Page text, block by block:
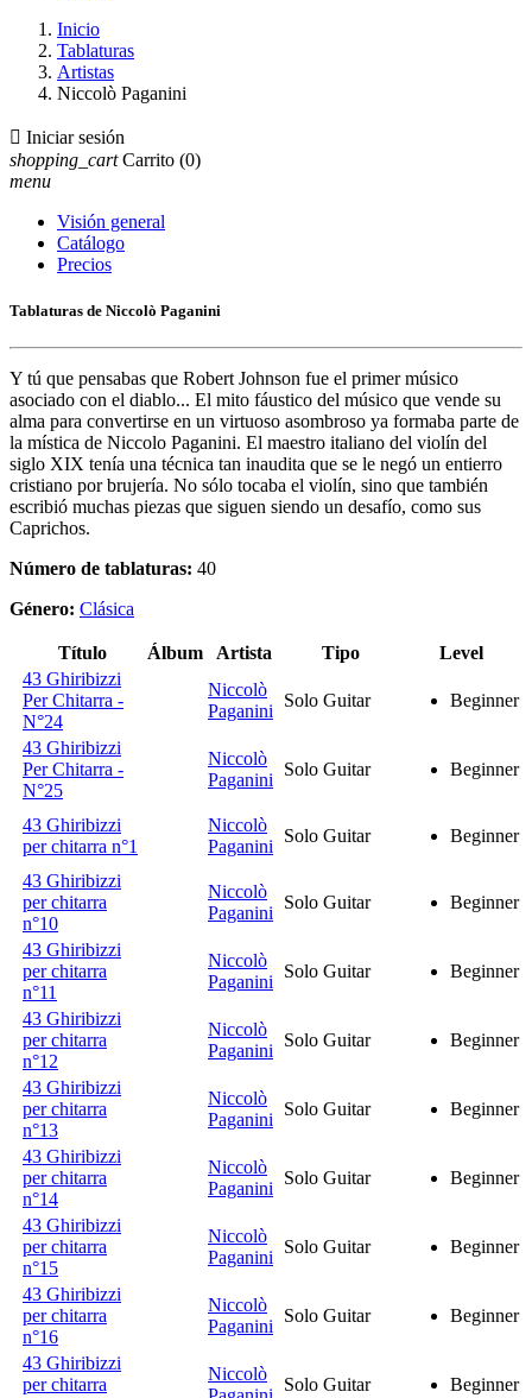
Inicio
Tablaturas
Artistas
Niccolò Paganini
 Iniciar sesión
shopping_cart Carrito (0)
menu
Visión general
Catálogo
Precios
Tablaturas de Niccolò Paganini
Y tú que pensabas que Robert Johnson fue el primer músico
asociado con el diablo... El mito fáustico del músico que vende su
alma para convertirse en un virtuoso asombroso ya formaba parte de
la mística de Niccolo Paganini. El maestro italiano del violín del
siglo XIX tenía una técnica tan inaudita que se le negó un entierro
cristiano por brujería. No sólo tocaba el violín, sino que también
escribió muchas piezas que siguen siendo un desafío, como sus
Caprichos.
Número de tablaturas: 40
Género: Clásica
Título Álbum Artista Tipo
Level
43 Ghiribizzi
Per Chitarra -
N°24
Niccolò
Paganini
Solo Guitar Beginner
43 Ghiribizzi
Per Chitarra -
N°25
Niccolò
Paganini
Solo Guitar Beginner
43 Ghiribizzi
per chitarra n°1
Niccolò
Paganini
Solo Guitar Beginner
43 Ghiribizzi
per chitarra
n°10
Niccolò
Paganini
Solo Guitar Beginner
43 Ghiribizzi
per chitarra
n°11
Niccolò
Paganini
Solo Guitar Beginner
43 Ghiribizzi
per chitarra
n°12
Niccolò
Paganini
Solo Guitar Beginner
43 Ghiribizzi
per chitarra
n°13
Niccolò
Paganini
Solo Guitar Beginner
43 Ghiribizzi
per chitarra
n°14
Niccolò
Paganini
Solo Guitar Beginner
43 Ghiribizzi
per chitarra
n°15
Niccolò
Paganini
Solo Guitar Beginner
43 Ghiribizzi
per chitarra
n°16
Niccolò
Paganini
Solo Guitar Beginner
43 Ghiribizzi
per chitarra
Niccolò
Solo Guitar Beginner